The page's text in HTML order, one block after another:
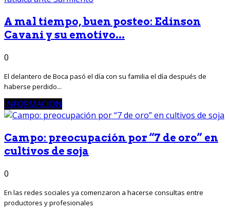
A mal tiempo, buen posteo: Edinson
Cavani y su emotivo...
0
El delantero de Boca pasó el día con su familia el día después de
haberse perdido...
INFORMACION
Campo: preocupación por “7 de oro” en
cultivos de soja
0
En las redes sociales ya comenzaron a hacerse consultas entre
productores y profesionales